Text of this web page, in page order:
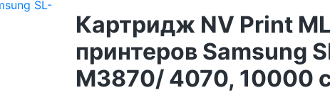
Картридж NV Print
принтеров Samsung
M3870/ 4070, 10000